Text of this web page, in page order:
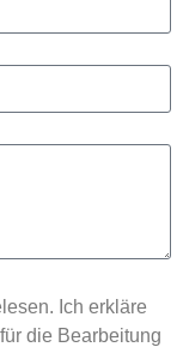
Ich erkläre
die Bearbeitung